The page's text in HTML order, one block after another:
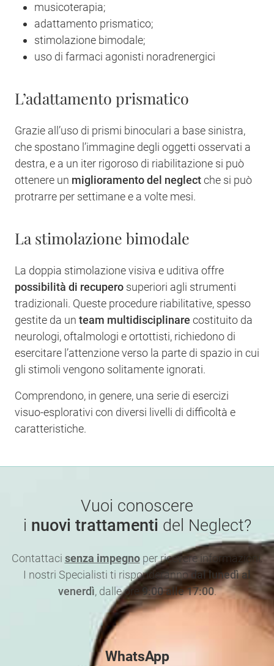
musicoterapia;
adattamento prismatico;
stimolazione bimodale;
uso di farmaci agonisti noradrenergici
L’adattamento prismatico
Grazie all’uso di prismi binoculari a base sinistra,
che spostano l’immagine degli oggetti osservati a
destra, e a un iter rigoroso di riabilitazione si può
ottenere un miglioramento del neglectche si può
protrarre per settimane e a volte mesi.
La stimolazione bimodale
La doppia stimolazione visiva e uditiva offre
possibilità di recupero superiori agli strumenti
tradizionali. Queste procedure riabilitative, spesso
gestite da un team multidisciplinare costituito da
neurologi, oftalmologi e ortottisti, richiedono di
esercitare l’attenzione verso la parte di spazio in cui
gli stimoli vengono solitamente ignorati.
Comprendono, in genere, una serie di esercizi
visuo-esplorativi con diversi livelli di difficoltà e
caratteristiche.
Vuoi conoscere
i nuovi trattamenti del Neglect?
Contattaci senza impegnoper ricevere informazioni.
I nostri Specialisti ti risponderanno dal lunedì al
venerdì, dalle ore9:00 alle 17:00.
WhatsApp